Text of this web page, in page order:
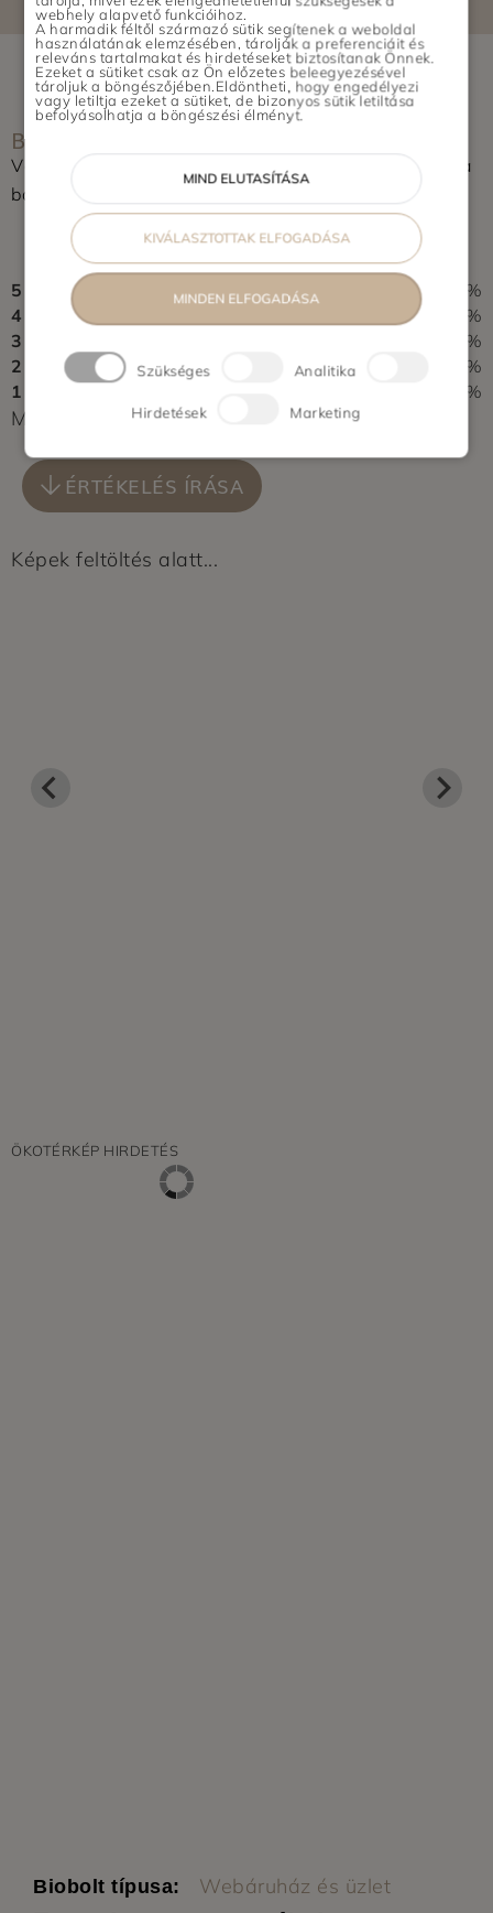
Maglód, Gyömrő, Üllő, Vecsés, Gyál,
Dunaharaszti, Szigetszentmiklós,
Halásztelek, Remeteszőlős, Budajenő
Vidék: Pécs, Szeged, Újszentiván,
BOLT ÉRTÉKELÉSE
Vásároltál az üzletben? Segítsd a többieket, értékeld a
boltot és írj pár soros véleményt.
0,0
0 vélemény alapján
5
0%
4
0%
3
0%
2
0%
1
0%
Még nem érkezett értékelés. Légy Te az első!
ÉRTÉKELÉS ÍRÁSA
Képek feltöltés alatt...
Biobolt típusa: Webáruház és üzlet
ÖKOTÉRKÉP HIRDETÉS
webhely alapvető funkcióihoz.
A harmadik féltől származó sütik segítenek a weboldal
használatának elemzésében, tárolják a preferenciáit és
releváns tartalmakat és hirdetéseket biztosítanak Önnek.
Ezeket a sütiket csak az Ön előzetes beleegyezésével
tároljuk a böngészőjében.Eldöntheti, hogy engedélyezi
vagy letiltja ezeket a sütiket, de bizonyos sütik letiltása
befolyásolhatja a böngészési élményt.
MIND ELUTASÍTÁSA
KIVÁLASZTOTTAK ELFOGADÁSA
MINDEN ELFOGADÁSA
Szükséges Analitika
Hirdetések Marketing